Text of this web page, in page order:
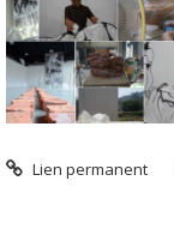
Lien permanent